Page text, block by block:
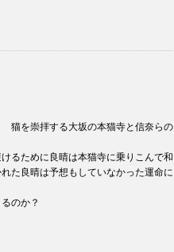
猫を崇拝する大坂の本猫寺と信奈らの
るために良晴は本猫寺に乗りこんで和
た良晴は予想もしていなかった運命に
のか？